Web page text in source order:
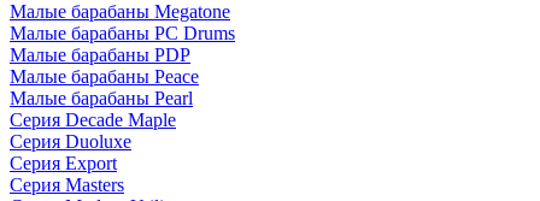
Малые барабаны Megatone
Малые барабаны PC Drums
Малые барабаны PDP
Малые барабаны Peace
Малые барабаны Pearl
Серия Decade Maple
Серия Duoluxe
Серия Export
Серия Masters